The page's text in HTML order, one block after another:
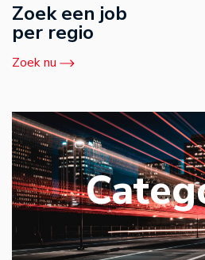
Zoek een job
per regio
Zoek nu